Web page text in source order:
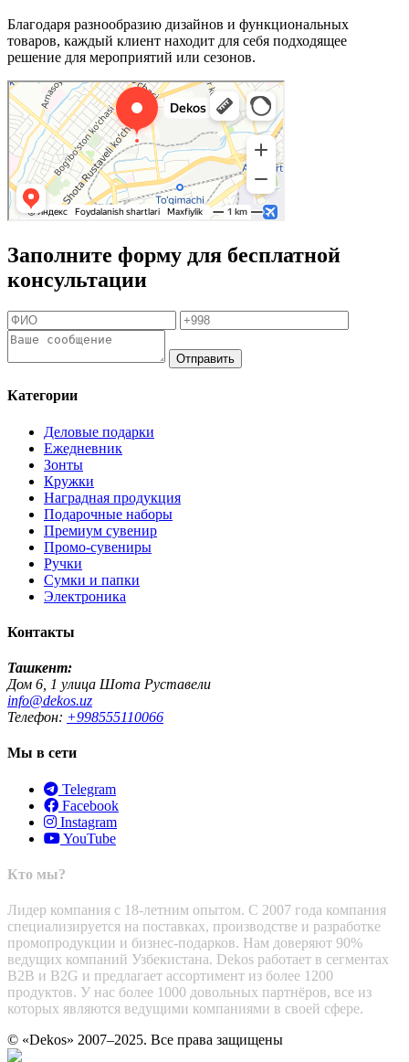
Благодаря разнообразию дизайнов и функциональных
товаров, каждый клиент находит для себя подходящее
решение для мероприятий или сезонов.
Заполните форму для бесплатной
консультации
Отправить
Категории
Деловые подарки
Ежедневник
Зонты
Кружки
Наградная продукция
Подарочные наборы
Премиум сувенир
Промо-сувениры
Ручки
Сумки и папки
Электроника
Контакты
Ташкент:
Дом 6, 1 улица Шота Руставели
info@dekos.uz
Телефон: +998555110066
Мы в сети
Telegram
Facebook
Instagram
YouTube
Кто мы?
Лидер компания с 18-летним опытом. С 2007 года компания
специализируется на поставках, производстве и разработке
промопродукции и бизнес-подарков. Нам доверяют 90%
ведущих компаний Узбекистана. Dekos работает в сегментах
B2B и B2G и предлагает ассортимент из более 1200
продуктов. У нас более 1000 довольных партнёров, все из
которых являются ведущими компаниями в своей сфере.
© «Dekos» 2007–2025. Все права защищены